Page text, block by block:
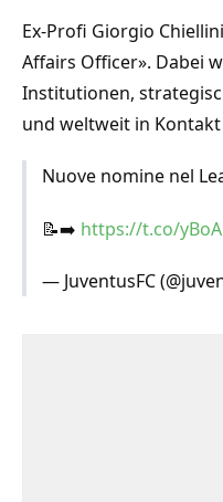
Ex-Profi Giorgio
Affairs Officer». Dabei
Institutionen,
und weltweit in
Nuove nomine nel
📝➡️ https://t.co/
— JuventusFC